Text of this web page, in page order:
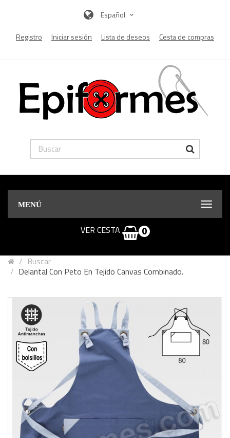
Español
Registro Iniciar sesión Lista de deseos Cesta de compras
MENÚ
VER CESTA 0
Buscar
Delantal Con Peto En Tejido Canvas Combinado.